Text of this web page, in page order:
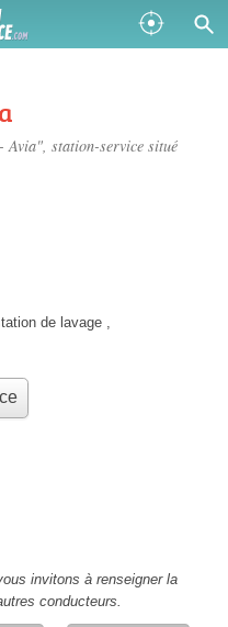
Avia", station-service situé
de lavage ,
invitons à renseigner la
conducteurs.